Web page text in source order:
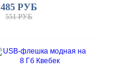
485 РУБ
551 РУБ